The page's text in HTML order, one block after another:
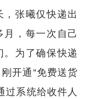
张曦仅快递出
，每一次自己
为了确保快递
开通“免费送货
过系统给收件人